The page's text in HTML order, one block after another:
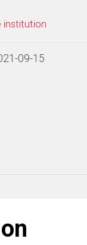
institution
09-15